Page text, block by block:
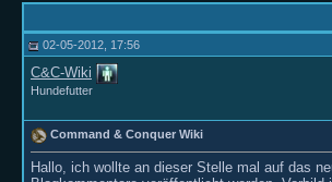
02-05-2012, 17:56
C&C-Wiki
Hundefutter
Command & Conquer Wiki
Hallo, ich wollte an dieser Stelle mal auf das